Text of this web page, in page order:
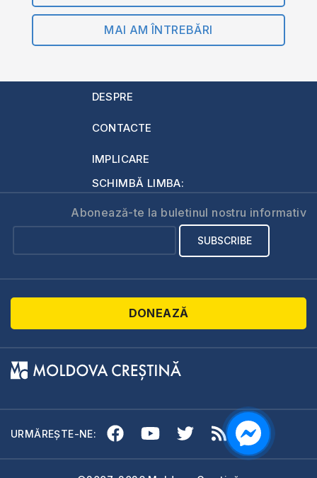
MAI AM ÎNTREBĂRI
DESPRE
CONTACTE
IMPLICARE
SCHIMBĂ LIMBA:
Abonează-te la buletinul nostru informativ
DONEAZĂ
URMĂREȘTE-NE: